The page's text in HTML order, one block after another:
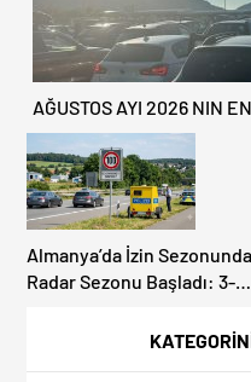
AĞUSTOS AYI 2026 NIN
Almanya’da İzin Sezonunda
Radar Sezonu Başladı: 3-9
Denetimi Yapılacak!